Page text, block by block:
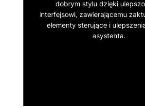
dobrym stylu dzięki
interfejsowi, zawierającemu
elementy sterujące i
asystenta.